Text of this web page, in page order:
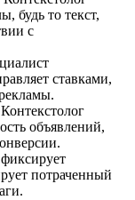
будь то текст,
с
ставками,
Контекстолог
объявлений,
потраченный